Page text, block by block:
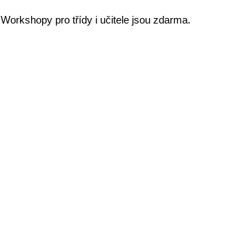
Workshopy pro třídy i učitele jsou zdarma.